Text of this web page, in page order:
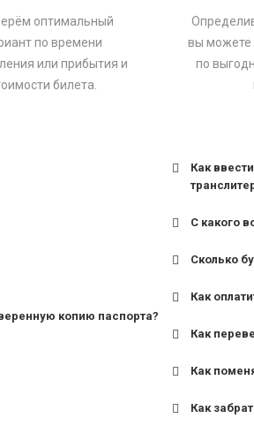
оптимальный
по времени
или прибытия и
билета.
вы можете
по
копию паспорта?
Как
С какого
для
Сколько
Как
Как
Как
Как